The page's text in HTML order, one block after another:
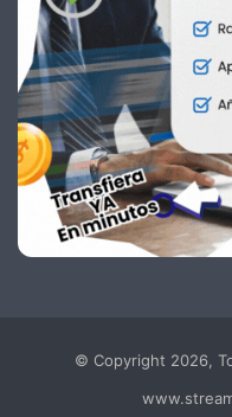
© Copyright 2026,